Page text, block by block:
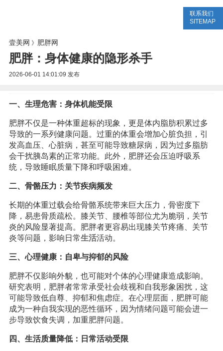
联系我们
SITEMAP
壹美网 》 肥胖网
肥胖：身体健康的隐形杀手
2026-06-01 14:01:09 发布
一、生理危害：身体机能受限
肥胖不仅是一种体重超标的现象，更是体内脂肪积累过多
导致的一系列健康问题。过重的体重会增加心脏负担，引
发高血压、心脏病，甚至可能导致糖尿病，因为过多脂肪
会干扰胰岛素的正常功能。此外，肥胖还会压迫呼吸系
统，导致睡眠质量下降和呼吸困难。
二、骨骼压力：关节疾病频发
长期的体重过载会给骨骼系统带来巨大压力，骨密度下
降，易患骨质疏松。膝关节、腰椎等部位尤为脆弱，关节
炎的风险显著提高。肥胖者更容易出现膝关节疼痛、关节
炎等问题，影响日常生活活动。
三、心理健康：自卑与抑郁的风险
肥胖不仅影响外貌，也可能对个体的心理健康造成影响。
研究表明，肥胖者常常承受社会歧视和自我形象困扰，这
可能导致低自尊、抑郁和焦虑症。在心理层面，肥胖可能
成为一种自我实现的恶性循环，因为情绪问题可能会进一
步导致饮食失调，加重肥胖问题。
四、生活质量降低：日常活动受限